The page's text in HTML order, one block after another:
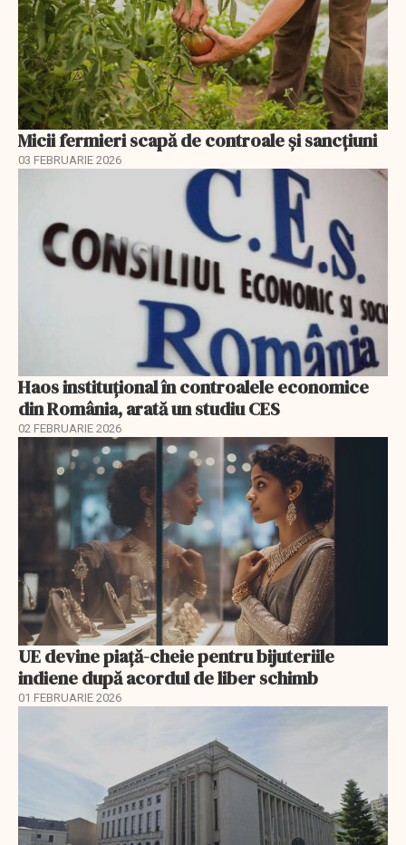
Micii fermieri scapă de controale și sancțiuni
03 FEBRUARIE 2026
Haos instituțional în controalele economice
din România, arată un studiu CES
02 FEBRUARIE 2026
UE devine piață-cheie pentru bijuteriile
indiene după acordul de liber schimb
01 FEBRUARIE 2026